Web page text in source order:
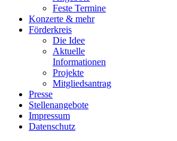
Feste Termine
Konzerte & mehr
Förderkreis
Die Idee
Aktuelle
Informationen
Projekte
Mitgliedsantrag
Presse
Stellenangebote
Impressum
Datenschutz